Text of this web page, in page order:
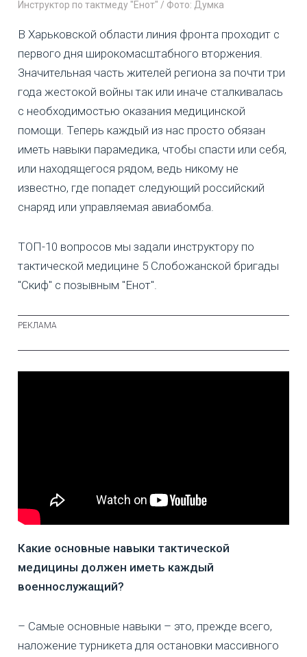
Инструктор по тактмеду "Енот" / Фото: Думка
В Харьковской области линия фронта проходит с
первого дня широкомасштабного вторжения.
Значительная часть жителей региона за почти три
года жестокой войны так или иначе сталкивалась
с необходимостью оказания медицинской
помощи. Теперь каждый из нас просто обязан
иметь навыки парамедика, чтобы спасти или себя,
или находящегося рядом, ведь никому не
известно, где попадет следующий российский
снаряд или управляемая авиабомба.
ТОП-10 вопросов мы задали инструктору по
тактической медицине 5 Слобожанской бригады
"Скиф" с позывным "Енот".
Какие основные навыки тактической
медицины должен иметь каждый
военнослужащий?
– Самые основные навыки – это, прежде всего,
наложение турникета для остановки массивного